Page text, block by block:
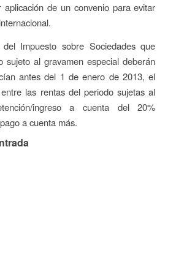
aplicación de un convenio para evitar
del Impuesto sobre Sociedades que
sujeto al gravamen especial deberán
antes del 1 de enero de 2013, el
las rentas del periodo sujetas al
ingreso a cuenta del 20%
a cuenta más.